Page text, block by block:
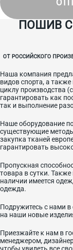
ПОШИВ
ОТ РОССИЙСКОГО
Наша компания
видов спорта, а
циклу производства
гарантировать как
так и выполнение
Наше оборудование
существующие
закупка тканей
гарантировать
Пропускная
товара в сутки.
наличии имеется
одежда.
Подружитесь с нами
на наши новые
Приезжайте к нам в
менеджером,